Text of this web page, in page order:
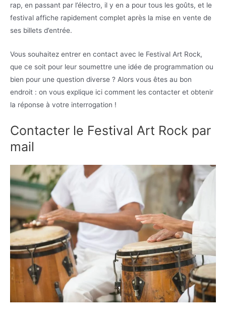
rap, en passant par l’électro, il y en a pour tous les goûts, et le
festival affiche rapidement complet après la mise en vente de
ses billets d’entrée.
Vous souhaitez entrer en contact avec le Festival Art Rock,
que ce soit pour leur soumettre une idée de programmation ou
bien pour une question diverse ? Alors vous êtes au bon
endroit : on vous explique ici comment les contacter et obtenir
la réponse à votre interrogation !
Contacter le Festival Art Rock par
mail